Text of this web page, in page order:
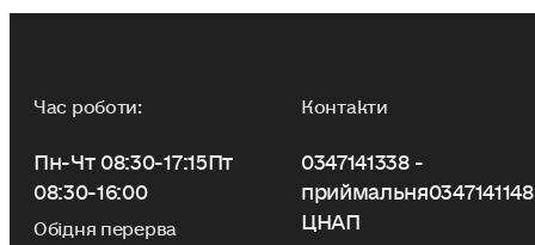
Час роботи:
Пн-Чт 08:30-17:15Пт
08:30-16:00
Обідня перерва
Контакти
0347141338 -
приймальня
ЦНАП